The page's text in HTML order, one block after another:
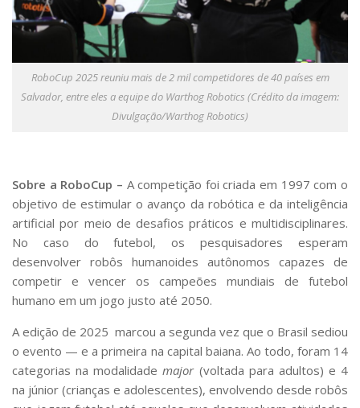
RoboCup 2025 reuniu mais de 2 mil competidores de 40 países em
Salvador, entre eles a equipe do Warthog Robotics (Crédito da imagem:
Divulgação/Warthog Robotics)
Sobre a RoboCup – A competição foi criada em 1997 com o
objetivo de estimular o avanço da robótica e da inteligência
artificial por meio de desafios práticos e multidisciplinares.
No caso do futebol, os pesquisadores esperam
desenvolver robôs humanoides autônomos capazes de
competir e vencer os campeões mundiais de futebol
humano em um jogo justo até 2050.
A edição de 2025 marcou a segunda vez que o Brasil sediou
o evento — e a primeira na capital baiana. Ao todo, foram 14
categorias na modalidademajor(voltada para adultos) e 4
na júnior (crianças e adolescentes), envolvendo desde robôs